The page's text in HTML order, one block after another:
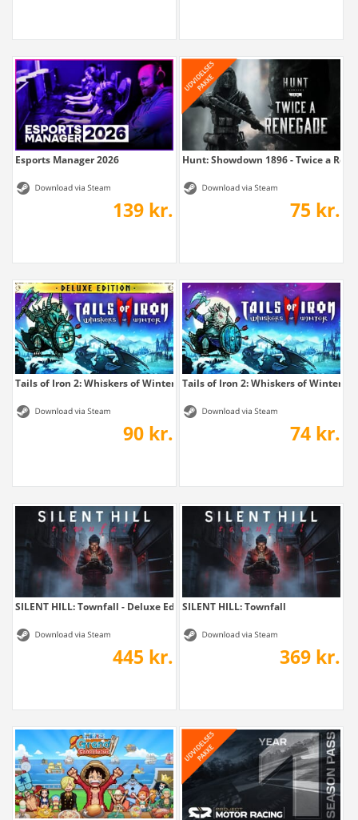
Esports Manager 2026
139 kr.
Hunt: Showdown 1896 - Twice a
75 kr.
Tails of Iron 2: Whiskers of Winter -...
90 kr.
Tails of Iron 2: Whiskers of Winter
74 kr.
SILENT HILL: Townfall - Deluxe Edition
445 kr.
SILENT HILL: Townfall
369 kr.